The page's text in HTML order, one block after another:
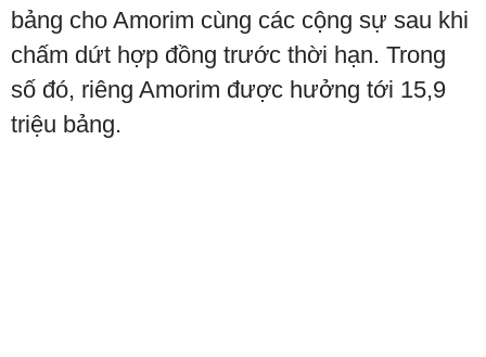
bảng cho Amorim cùng các cộng sự sau khi
chấm dứt hợp đồng trước thời hạn. Trong
số đó, riêng Amorim được hưởng tới 15,9
triệu bảng.